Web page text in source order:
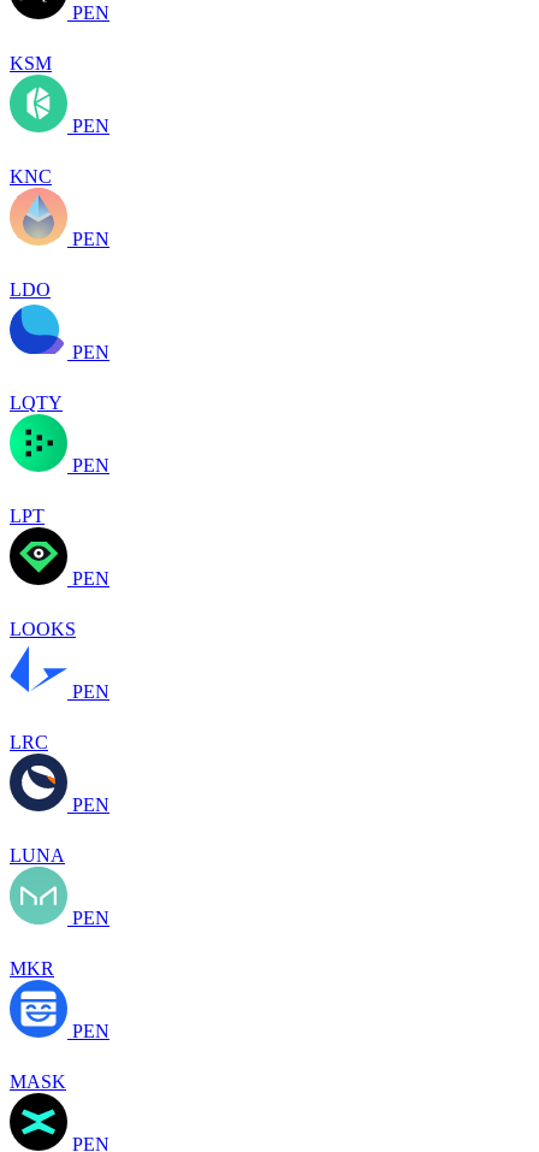
PEN
KSM
PEN
KNC
PEN
LDO
PEN
LQTY
PEN
LPT
PEN
LOOKS
PEN
LRC
PEN
LUNA
PEN
MKR
PEN
MASK
PEN